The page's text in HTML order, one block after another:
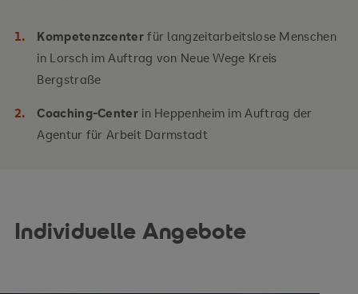
Kompetenzcenterfür langzeitarbeitslose Menschen
in Lorsch im Auftrag von Neue Wege Kreis
Bergstraße
Coaching-Center in Heppenheim im Auftrag der
Agentur für Arbeit Darmstadt
Individuelle Angebote